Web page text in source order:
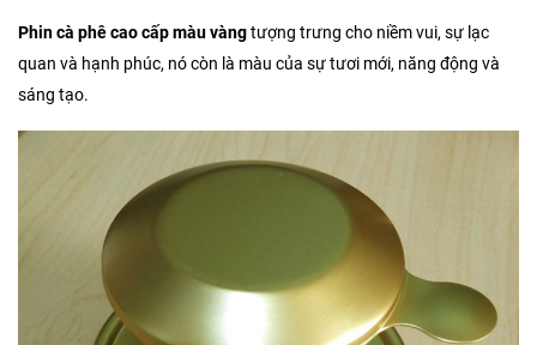
Phin cà phê cao cấp màu vàngtượng trưng cho niềm vui, sự lạc
quan và hạnh phúc, nó còn là màu của sự tươi mới, năng động và
sáng tạo.